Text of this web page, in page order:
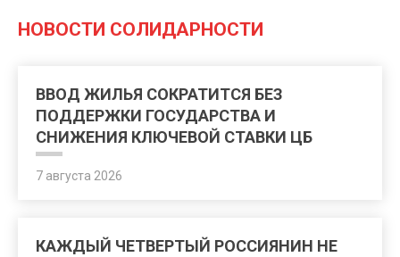
НОВОСТИ СОЛИДАРНОСТИ
ВВОД ЖИЛЬЯ СОКРАТИТСЯ БЕЗ
ПОДДЕРЖКИ ГОСУДАРСТВА И
СНИЖЕНИЯ КЛЮЧЕВОЙ СТАВКИ ЦБ
7 августа 2026
КАЖДЫЙ ЧЕТВЕРТЫЙ РОССИЯНИН НЕ